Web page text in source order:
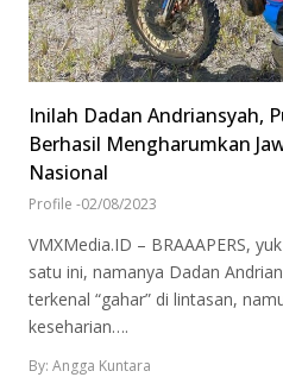
Inilah Dadan Andriansyah,
Berhasil Mengharumkan
Nasional
Profile -02/08/2023
VMXMedia.ID – BRAAAPERS,
satu ini, namanya Dadan
terkenal “gahar” di lintasan,
keseharian….
By: Angga Kuntara